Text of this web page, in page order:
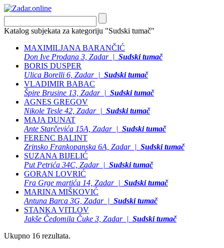
Katalog subjekata za kategoriju "Sudski tumač"
MAXIMILJANA BARANČIĆ
Don Ive Prodana 3, Zadar | Sudski tumač
BORIS DUSPER
Ulica Borelli 6, Zadar | Sudski tumač
VLADIMIR BABAC
Špire Brusine 13, Zadar | Sudski tumač
AGNES GREGOV
Nikole Tesle 42, Zadar | Sudski tumač
MAJA DUNAT
Ante Starčevića 15A, Zadar | Sudski tumač
FERENC BALINT
Zrinsko Frankopanska 6A, Zadar | Sudski tumač
SUZANA BIJELIĆ
Put Petrića 34C, Zadar | Sudski tumač
GORAN LOVRIĆ
Fra Grge martića 14, Zadar | Sudski tumač
MARINA MIŠKOVIĆ
Antuna Barca 3G, Zadar | Sudski tumač
STANKA VITLOV
Jakše Čedomila Čuke 3, Zadar | Sudski tumač
Ukupno 16 rezultata.